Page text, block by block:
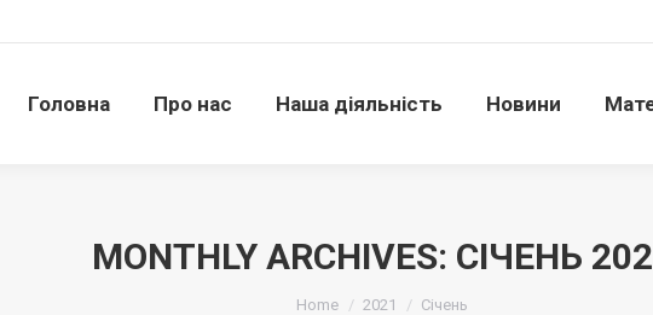
Головна Про нас Наша діяльність Новини
MONTHLY ARCHIVES: СІЧЕНЬ
Home 2021 Січень
Головна Про нас Наша діяльність Новини